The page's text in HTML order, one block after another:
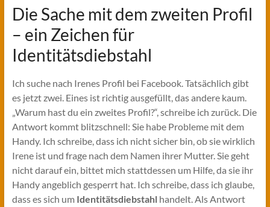
Die Sache mit dem zweiten Profil
– ein Zeichen für
Identitätsdiebstahl
Ich suche nach Irenes Profil bei Facebook. Tatsächlich gibt
es jetzt zwei. Eines ist richtig ausgefüllt, das andere kaum.
„Warum hast du ein zweites Profil?“, schreibe ich zurück. Die
Antwort kommt blitzschnell: Sie habe Probleme mit dem
Handy. Ich schreibe, dass ich nicht sicher bin, ob sie wirklich
Irene ist und frage nach dem Namen ihrer Mutter. Sie geht
nicht darauf ein, bittet mich stattdessen um Hilfe, da sie ihr
Handy angeblich gesperrt hat. Ich schreibe, dass ich glaube,
dass es sich um Identitätsdiebstahlhandelt. Als Antwort